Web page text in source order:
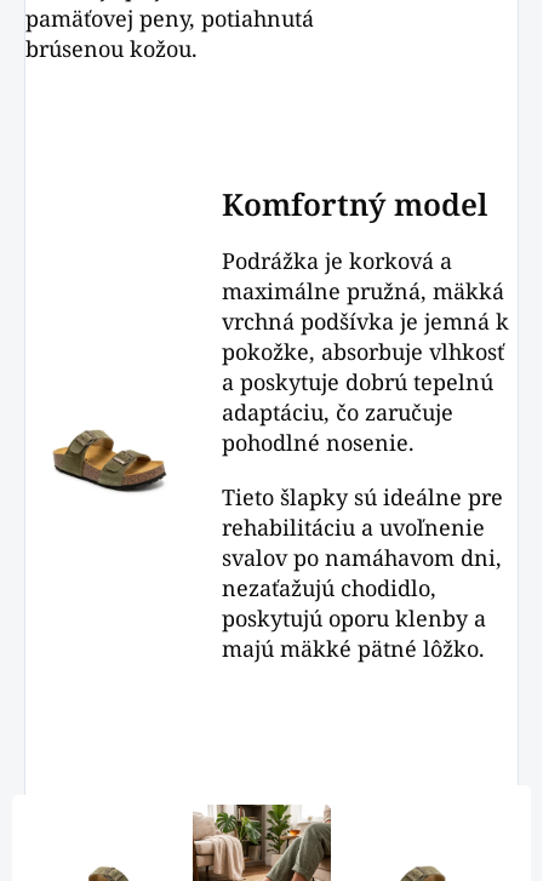
pamäťovej peny, potiahnutá
brúsenou kožou.
Komfortný model
Podrážka je korková a
maximálne pružná, mäkká
vrchná podšívka je jemná k
pokožke, absorbuje vlhkosť
a poskytuje dobrú tepelnú
adaptáciu, čo zaručuje
pohodlné nosenie.
Tieto šlapky sú ideálne pre
rehabilitáciu a uvoľnenie
svalov po namáhavom dni,
nezaťažujú chodidlo,
poskytujú oporu klenby a
majú mäkké pätné lôžko.